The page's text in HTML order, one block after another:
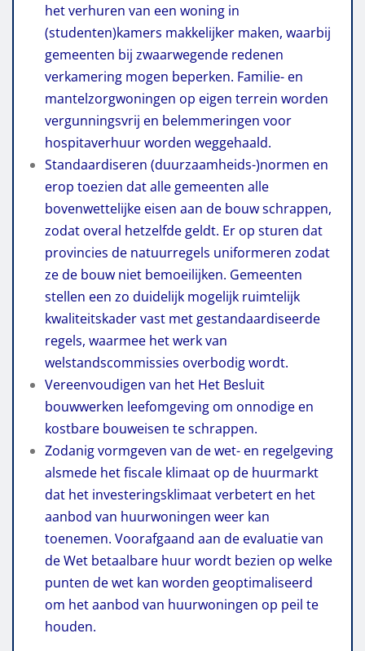
het verhuren van een woning in
(studenten)kamers makkelijker maken, waarbij
gemeenten bij zwaarwegende redenen
verkamering mogen beperken. Familie- en
mantelzorgwoningen op eigen terrein worden
vergunningsvrij en belemmeringen voor
hospitaverhuur worden weggehaald.
Standaardiseren (duurzaamheids-)normen en
erop toezien dat alle gemeenten alle
bovenwettelijke eisen aan de bouw schrappen,
zodat overal hetzelfde geldt. Er op sturen dat
provincies de natuurregels uniformeren zodat
ze de bouw niet bemoeilijken. Gemeenten
stellen een zo duidelijk mogelijk ruimtelijk
kwaliteitskader vast met gestandaardiseerde
regels, waarmee het werk van
welstandscommissies overbodig wordt.
Vereenvoudigen van het Het Besluit
bouwwerken leefomgeving om onnodige en
kostbare bouweisen te schrappen.
Zodanig vormgeven van de wet- en regelgeving
alsmede het fiscale klimaat op de huurmarkt
dat het investeringsklimaat verbetert en het
aanbod van huurwoningen weer kan
toenemen. Voorafgaand aan de evaluatie van
de Wet betaalbare huur wordt bezien op welke
punten de wet kan worden geoptimaliseerd
om het aanbod van huurwoningen op peil te
houden.